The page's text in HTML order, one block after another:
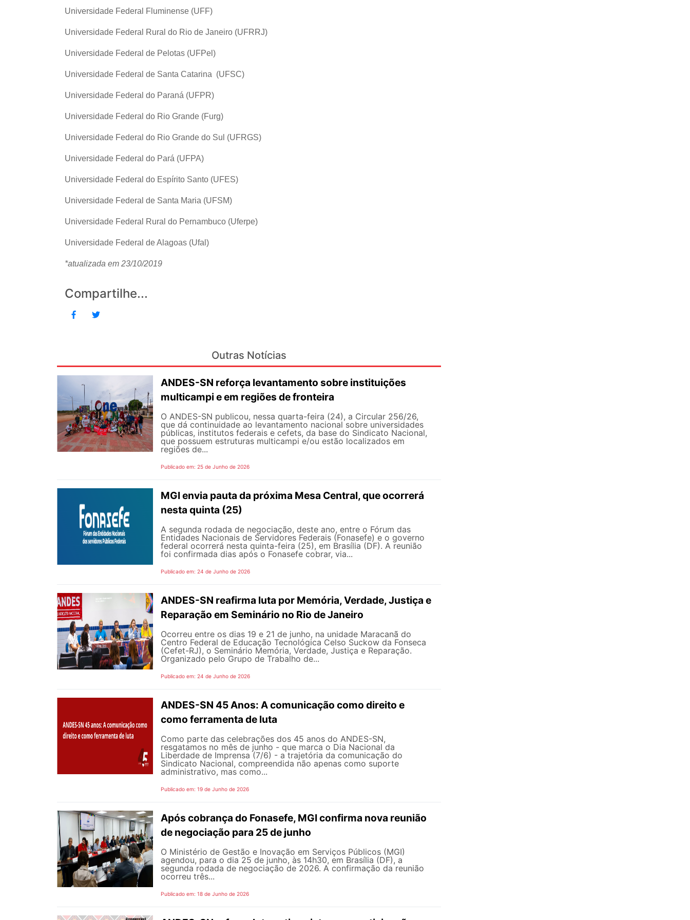
Universidade Federal Fluminense (UFF)
Universidade Federal Rural do Rio de Janeiro (UFRRJ)
Universidade Federal de Pelotas (UFPel)
Universidade Federal de Santa Catarina (UFSC)
Universidade Federal do Paraná (UFPR)
Universidade Federal do Rio Grande (Furg)
Universidade Federal do Rio Grande do Sul (UFRGS)
Universidade Federal do Pará (UFPA)
Universidade Federal do Espírito Santo (UFES)
Universidade Federal de Santa Maria (UFSM)
Universidade Federal Rural do Pernambuco (Uferpe)
Universidade Federal de Alagoas (Ufal)
*atualizada em 23/10/2019
Compartilhe...
Outras Notícias
ANDES-SN reforça levantamento sobre instituições
multicampi e em regiões de fronteira
O ANDES-SN publicou, nessa quarta-feira (24), a Circular 256/26,
que dá continuidade ao levantamento nacional sobre universidades
públicas, institutos federais e cefets, da base do Sindicato Nacional,
que possuem estruturas multicampi e/ou estão localizados em
regiões de...
Publicado em: 25 de Junho de 2026
MGI envia pauta da próxima Mesa Central, que ocorrerá
nesta quinta (25)
A segunda rodada de negociação, deste ano, entre o Fórum das
Entidades Nacionais de Servidores Federais (Fonasefe) e o governo
federal ocorrerá nesta quinta-feira (25), em Brasília (DF). A reunião
foi confirmada dias após o Fonasefe cobrar, via...
Publicado em: 24 de Junho de 2026
ANDES-SN reafirma luta por Memória, Verdade, Justiça e
Reparação em Seminário no Rio de Janeiro
Ocorreu entre os dias 19 e 21 de junho, na unidade Maracanã do
Centro Federal de Educação Tecnológica Celso Suckow da Fonseca
(Cefet-RJ), o Seminário Memória, Verdade, Justiça e Reparação.
Organizado pelo Grupo de Trabalho de...
Publicado em: 24 de Junho de 2026
ANDES-SN 45 Anos: A comunicação como direito e
como ferramenta de luta
Como parte das celebrações dos 45 anos do ANDES-SN,
resgatamos no mês de junho - que marca o Dia Nacional da
Liberdade de Imprensa (7/6) - a trajetória da comunicação do
Sindicato Nacional, compreendida não apenas como suporte
administrativo, mas como...
Publicado em: 19 de Junho de 2026
Após cobrança do Fonasefe, MGI confirma nova reunião
de negociação para 25 de junho
O Ministério de Gestão e Inovação em Serviços Públicos (MGI)
agendou, para o dia 25 de junho, às 14h30, em Brasília (DF), a
segunda rodada de negociação de 2026. A confirmação da reunião
ocorreu três...
Publicado em: 18 de Junho de 2026